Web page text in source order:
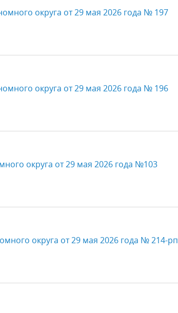
округа от 29 мая 2026 года № 197
округа от 29 мая 2026 года № 196
округа от 29 мая 2026 года №103
округа от 29 мая 2026 года № 214-рп